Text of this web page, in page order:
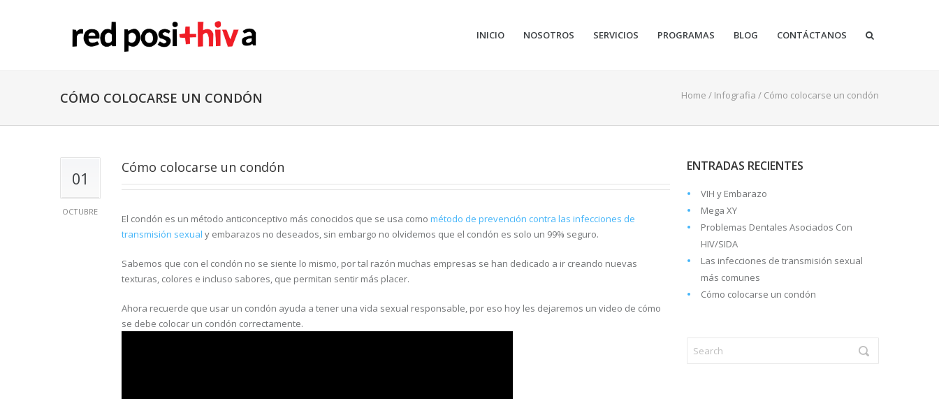
INICIO NOSOTROS SERVICIOS PROGRAMAS BLOG CONTÁCTANOS
CÓMO COLOCARSE UN CONDÓN Home / Infografia / Cómo colocarse un condón
01
OCTUBRE
Cómo colocarse un condón
El condón es un método anticonceptivo más conocidos que se usa como método de prevención contra las infecciones de
transmisión sexual y embarazos no deseados, sin embargo no olvidemos que el condón es solo un 99% seguro.
Sabemos que con el condón no se siente lo mismo, por tal razón muchas empresas se han dedicado a ir creando nuevas
texturas, colores e incluso sabores, que permitan sentir más placer.
Ahora recuerde que usar un condón ayuda a tener una vida sexual responsable, por eso hoy les dejaremos un video de cómo
se debe colocar un condón correctamente.
ENTRADAS RECIENTES
VIH y Embarazo
Mega XY
Problemas Dentales Asociados Con
HIV/SIDA
Las infecciones de transmisión sexual
más comunes
Cómo colocarse un condón